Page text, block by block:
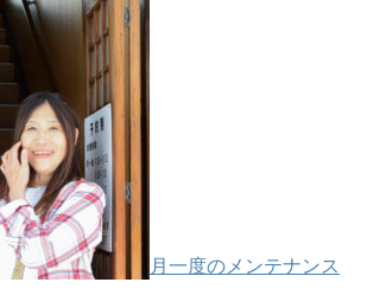
月一度のメンテナンス